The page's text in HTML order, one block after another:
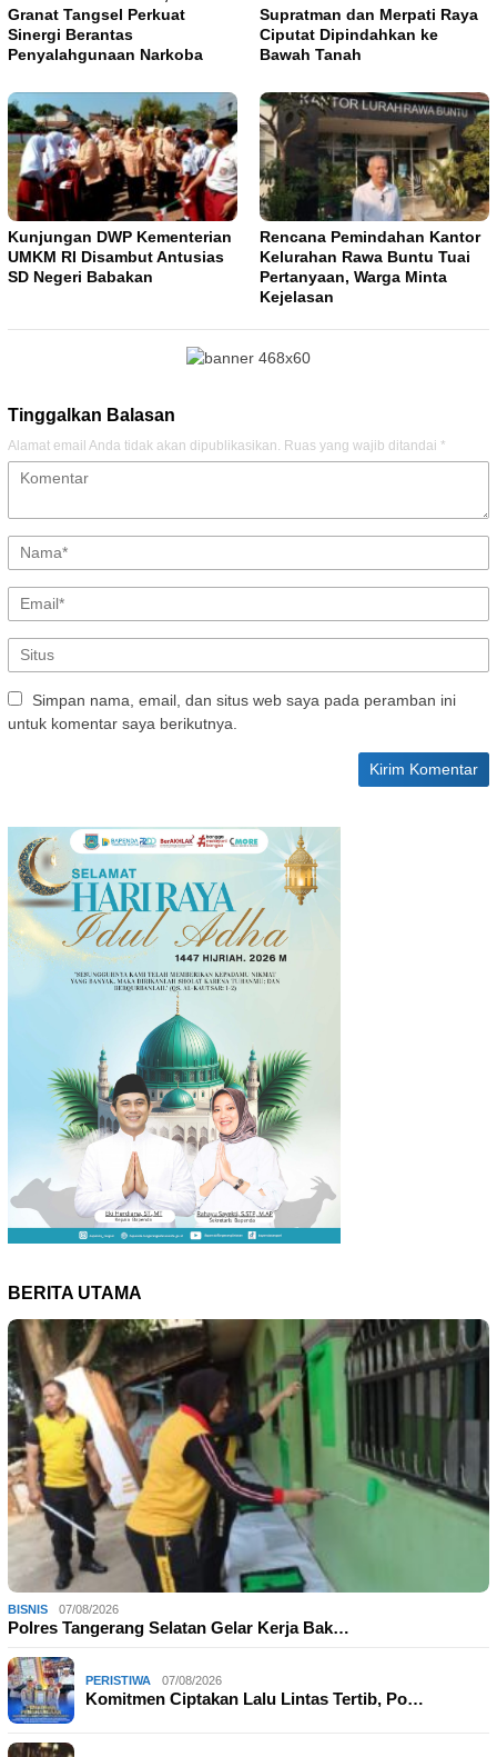
Granat Tangsel Perkuat
Sinergi Berantas
Penyalahgunaan Narkoba
Supratman dan Merpati Raya
Ciputat Dipindahkan ke
Bawah Tanah
Kunjungan DWP Kementerian
UMKM RI Disambut Antusias
SD Negeri Babakan
Rencana Pemindahan Kantor
Kelurahan Rawa Buntu Tuai
Pertanyaan, Warga Minta
Kejelasan
Tinggalkan Balasan
Alamat email Anda tidak akan dipublikasikan. Ruas yang wajib ditandai *
Simpan nama, email, dan situs web saya pada peramban ini
untuk komentar saya berikutnya.
BERITA UTAMA
BISNIS 07/08/2026
Polres Tangerang Selatan Gelar Kerja Bak…
PERISTIWA 07/08/2026
Komitmen Ciptakan Lalu Lintas Tertib, Po…